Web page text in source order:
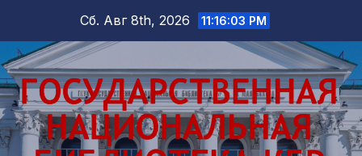
содержимому
Сб. Авг 8th, 2026 11:16:05 PM